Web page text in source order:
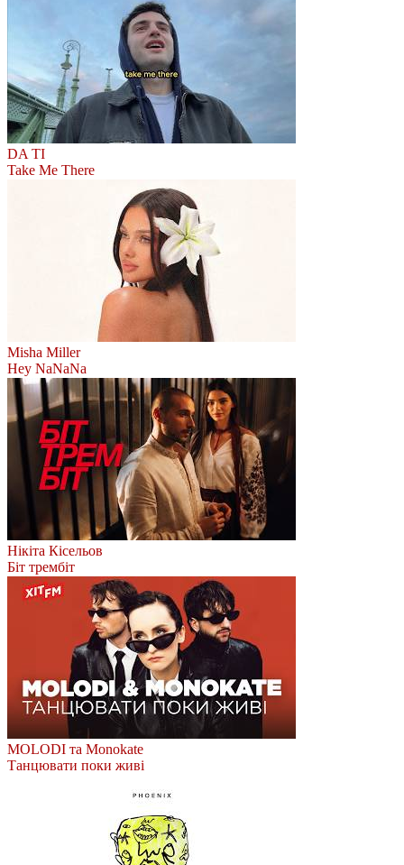
DA TI
Take Me There
Misha Miller
Hey NaNaNa
Нікіта Кісельов
Біт трембіт
MOLODI та Monokate
Танцювати поки живі